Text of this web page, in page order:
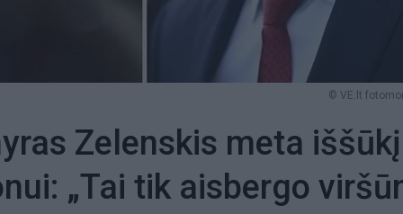
© VE.lt
Zelenskis meta iššūkį
„Tai tik aisbergo